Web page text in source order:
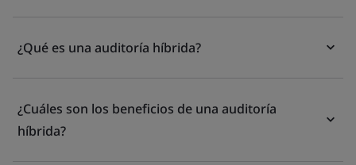
¿Qué es una auditoría híbrida?
¿Cuáles son los beneficios de una auditoría
híbrida?